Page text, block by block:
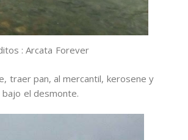
: Arcata Forever
traer pan, al mercantil, kerosene y
el desmonte.